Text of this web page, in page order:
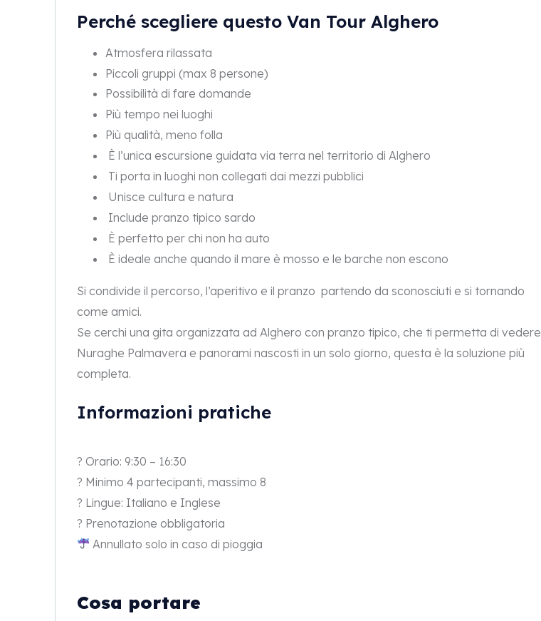
Perché scegliere questo Van Tour Alghero
Atmosfera rilassata
Piccoli gruppi (max 8 persone)
Possibilità di fare domande
Più tempo nei luoghi
Più qualità, meno folla
È l’unica escursione guidata via terra nel territorio di Alghero
Ti porta in luoghi non collegati dai mezzi pubblici
Unisce cultura e natura
Include pranzo tipico sardo
È perfetto per chi non ha auto
È ideale anche quando il mare è mosso e le barche non escono
Si condivide il percorso, l’aperitivo e il pranzo partendo da sconosciuti e si tornando
come amici.
Se cerchi una gita organizzata ad Alghero con pranzo tipico, che ti permetta di vedere
Nuraghe Palmavera e panorami nascosti in un solo giorno, questa è la soluzione più
completa.
Informazioni pratiche
? Orario: 9:30 – 16:30
? Minimo 4 partecipanti, massimo 8
? Lingue: Italiano e Inglese
? Prenotazione obbligatoria
Annullato solo in caso di pioggia
Cosa portare